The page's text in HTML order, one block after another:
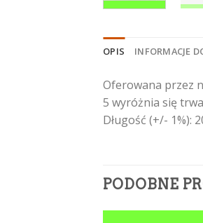
OPIS INFORMACJE
Oferowana przez
5 wyróżnia się
Długość (+/- 1%):
PODOBNE